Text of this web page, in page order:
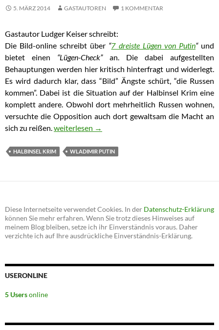
5. MÄRZ 2014 GASTAUTOREN 1 KOMMENTAR
Gastautor Ludger Keiser schreibt:
Die Bild-online schreibt über “7 dreiste Lügen von Putin“und
bietet einen “Lügen-Check”an. Die dabei aufgestellten
Behauptungen werden hier kritisch hinterfragt und widerlegt.
Es wird dadurch klar, dass “Bild” Ängste schürt, “die Russen
kommen”. Dabei ist die Situation auf der Halbinsel Krim eine
komplett andere. Obwohl dort mehrheitlich Russen wohnen,
versuchte die Opposition auch dort gewaltsam die Macht an
sich zu reißen.Angebliche Krim-Invasion: Widerlegung falscher
weiterlesen →
HALBINSEL KRIM WLADIMIR PUTIN
Diese Internetseite verwendet Cookies. In der Datenschutz-Erklärung
können Sie mehr erfahren. Wenn Sie trotz dieses Hinweises auf
meinem Blog bleiben, setze ich ihr Einverständnis voraus. Daher
verzichte ich auf Ihre ausdrückliche Einverständnis-Erklärung.
USERONLINE
5 Usersonline